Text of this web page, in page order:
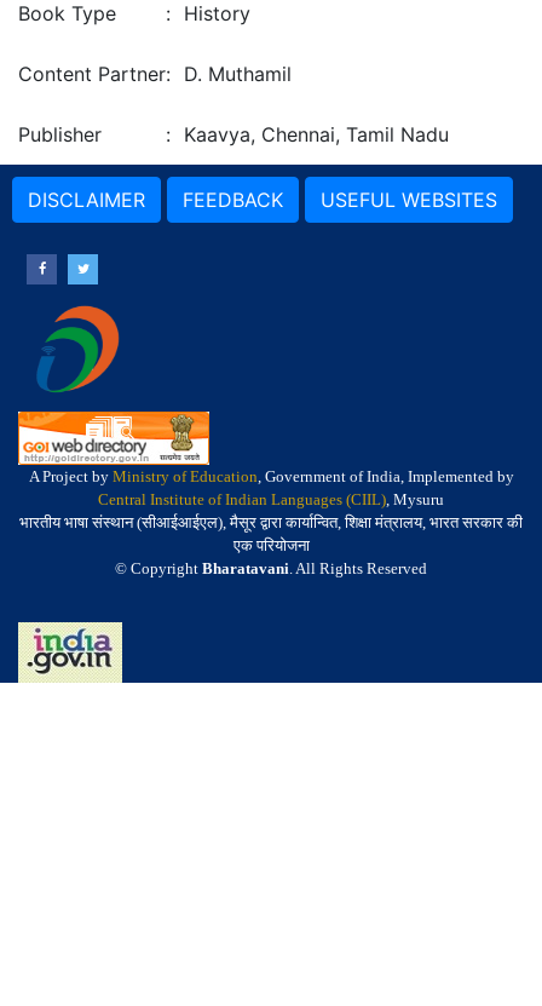
Book Type : History
Content Partner: D. Muthamil
Publisher : Kaavya, Chennai, Tamil Nadu
DISCLAIMER FEEDBACK USEFUL WEBSITES
A Project by Ministry of Education, Government of India, Implemented by
Central Institute of Indian Languages (CIIL), Mysuru
भारतीय भाषा संस्थान (सीआईआईएल), मैसूर द्वारा कार्यान्वित, शिक्षा मंत्रालय, भारत सरकार की
एक परियोजना
© Copyright Bharatavani. All Rights Reserved